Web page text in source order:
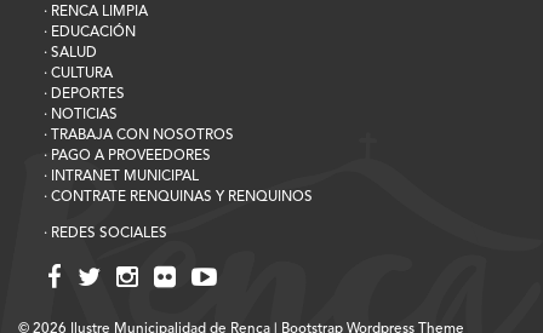
· RENCA LIMPIA
· EDUCACIÓN
· SALUD
· CULTURA
· DEPORTES
· NOTICIAS
· TRABAJA CON NOSOTROS
· PAGO A PROVEEDORES
· INTRANET MUNICIPAL
· CONTRATE RENQUINAS Y RENQUINOS
· REDES SOCIALES
© 2026 Ilustre Municipalidad de Renca Bootstrap Wordpress Theme